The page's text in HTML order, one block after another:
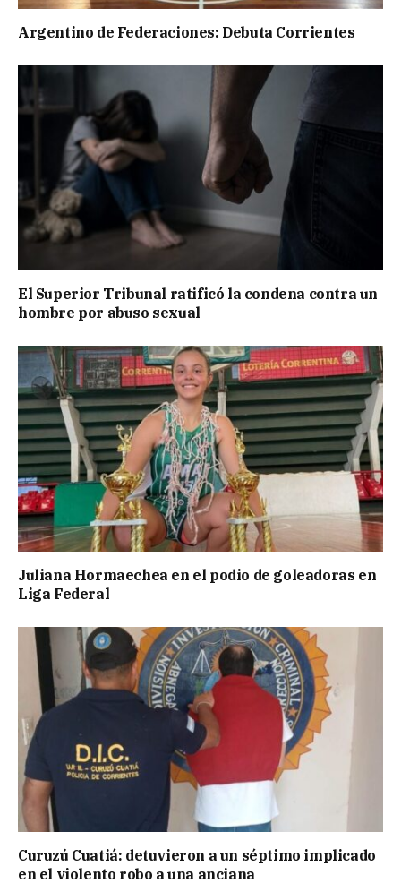
Argentino de Federaciones: Debuta Corrientes
El Superior Tribunal ratificó la condena contra un
hombre por abuso sexual
Juliana Hormaechea en el podio de goleadoras en
Liga Federal
Curuzú Cuatiá: detuvieron a un séptimo implicado
en el violento robo a una anciana